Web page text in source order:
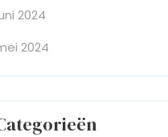
2024
2024